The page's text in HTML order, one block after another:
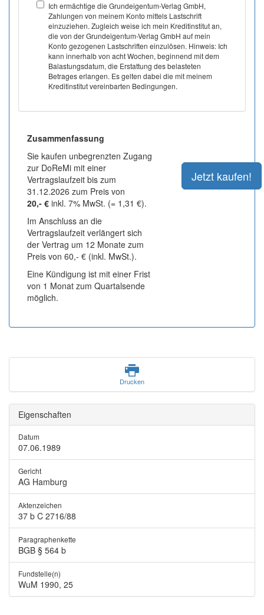
Ich ermächtige die Grundeigentum-Verlag GmbH,
Zahlungen von meinem Konto mittels Lastschrift
einzuziehen. Zugleich weise ich mein Kreditinstitut an,
die von der Grundeigentum-Verlag GmbH auf mein
Konto gezogenen Lastschriften einzulösen. Hinweis: Ich
kann innerhalb von acht Wochen, beginnend mit dem
Balastungsdatum, die Erstattung des belasteten
Betrages erlangen. Es gelten dabei die mit meinem
Kreditinstitut vereinbarten Bedingungen.
Zusammenfassung
Sie kaufen unbegrenzten Zugang
zur DoReMi mit einer
Vertragslaufzeit bis zum
31.12.2026 zum Preis von
20,- € inkl. 7% MwSt. (= 1,31 €).
Im Anschluss an die
Vertragslaufzeit verlängert sich
der Vertrag um 12 Monate zum
Preis von 60,- € (inkl. MwSt.).
Eine Kündigung ist mit einer Frist
von 1 Monat zum Quartalsende
möglich.
Drucken
Eigenschaften
Datum
07.06.1989
Gericht
AG Hamburg
Aktenzeichen
37 b C 2716/88
Paragraphenkette
BGB § 564 b
Fundstelle(n)
WuM 1990, 25